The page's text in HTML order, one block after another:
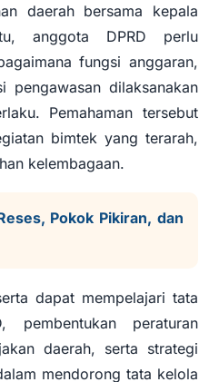
daerah bersama kepala
anggota DPRD perlu
fungsi anggaran,
dilaksanakan
Pemahaman tersebut
bimtek yang terarah,
kelembagaan.
Pokok Pikiran, dan
dapat mempelajari tata
pembentukan peraturan
daerah, serta strategi
mendorong tata kelola